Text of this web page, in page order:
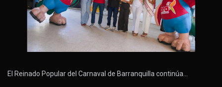
El Reinado Popular del Carnaval de Barranquilla continúa…